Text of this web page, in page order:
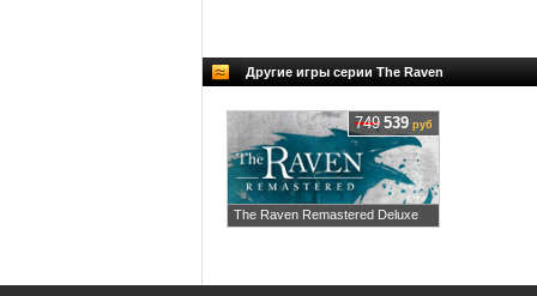
Другие игры серии The Raven
The Raven Remastered Deluxe
749 539 руб